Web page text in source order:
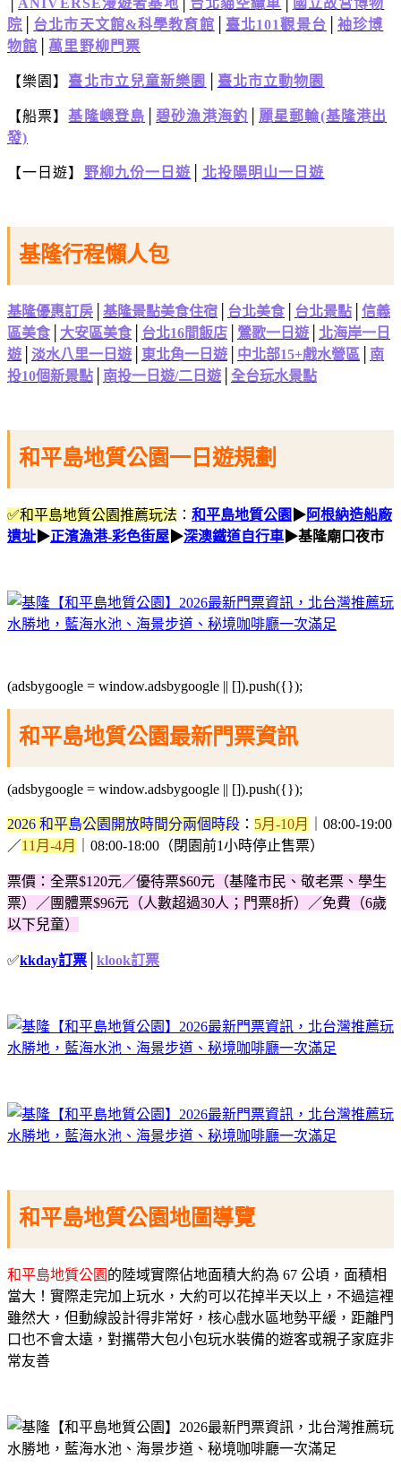
院
台北市天文館&科學教育館 臺北101觀景台
袖珍博
物館
萬里野柳門票
【樂園】 臺北市立兒童新樂園 臺北市立動物園
【船票】基隆嶼登島 碧砂漁港海釣
麗星郵輪(基隆港出
發)
【一日遊】 野柳九份一日遊 北投陽明山一日遊
基隆行程懶人包
基隆優惠訂房 基隆景點美食住宿 台北美食 台北景點
信義
區美食
大安區美食 台北16間飯店 鶯歌一日遊
北海岸一日
遊
淡水八里一日遊 東北角一日遊 中北部15+戲水營區
南
投10個新景點
南投一日遊/二日遊 全台玩水景點
和平島地質公園一日遊規劃
✅和平島地質公園推薦玩法 ： 和平島地質公園 ▶阿根納造船廠
遺址 ▶正濱漁港-彩色街屋 ▶深澳鐵道自行車 ▶基隆廟口夜市
(adsbygoogle = window.adsbygoogle || []).push({});
和平島地質公園最新門票資訊
(adsbygoogle = window.adsbygoogle || []).push({});
2026 和平島公園開放時間分兩個時段 ： 5月-10月
｜08:00-19:00
／11月-4月 ｜08:00-18:00（閉園前1小時停止售票）
票價：全票$120元／優待票$60元（基隆市民、敬老票、學生
票）／團體票$96元（人數超過30人；門票8折）／免費（6歲
以下兒童）
✅kkday訂票 klook訂票
和平島地質公園地圖導覽
和平島地質公園 的陸域實際佔地面積大約為 67 公頃，面積相
當大！實際走完加上玩水，大約可以花掉半天以上， 不過這裡
雖然大，但動線設計得非常好，核心戲水區地勢平緩，距離門
口也不會太遠，對攜帶大包小包玩水裝備的遊客或親子家庭非
常友善